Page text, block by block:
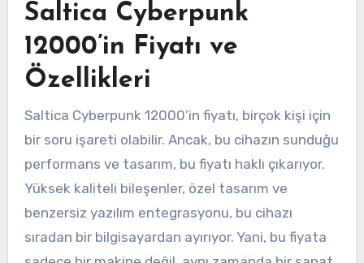
Saltica Cyberpunk
12000’in Fiyatı ve
Özellikleri
Saltica Cyberpunk 12000’in fiyatı, birçok kişi için
bir soru işareti olabilir. Ancak, bu cihazın sunduğu
performans ve tasarım, bu fiyatı haklı çıkarıyor.
Yüksek kaliteli bileşenler, özel tasarım ve
benzersiz yazılım entegrasyonu, bu cihazı
sıradan bir bilgisayardan ayırıyor. Yani, bu fiyata